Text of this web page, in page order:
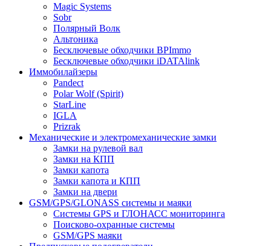
Magic Systems
Sobr
Полярный Волк
Альтоника
Бесключевые обходчики BPImmo
Бесключевые обходчики iDATAlink
Иммобилайзеры
Pandect
Polar Wolf (Spirit)
StarLine
IGLA
Prizrak
Механические и электромеханические замки
Замки на рулевой вал
Замки на КПП
Замки капота
Замки капота и КПП
Замки на двери
GSM/GPS/GLONASS системы и маяки
Системы GPS и ГЛОНАСС мониторинга
Поисково-охранные системы
GSM/GPS маяки